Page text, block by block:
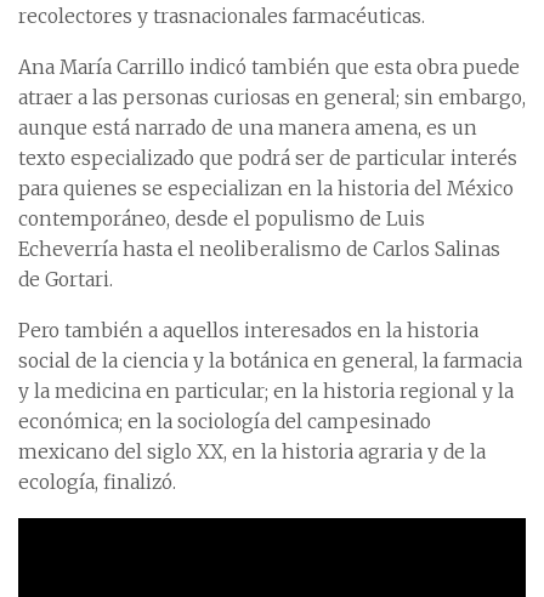
recolectores y trasnacionales farmacéuticas.
Ana María Carrillo indicó también que esta obra puede
atraer a las personas curiosas en general; sin embargo,
aunque está narrado de una manera amena, es un
texto especializado que podrá ser de particular interés
para quienes se especializan en la historia del México
contemporáneo, desde el populismo de Luis
Echeverría hasta el neoliberalismo de Carlos Salinas
de Gortari.
Pero también a aquellos interesados en la historia
social de la ciencia y la botánica en general, la farmacia
y la medicina en particular; en la historia regional y la
económica; en la sociología del campesinado
mexicano del siglo XX, en la historia agraria y de la
ecología, finalizó.